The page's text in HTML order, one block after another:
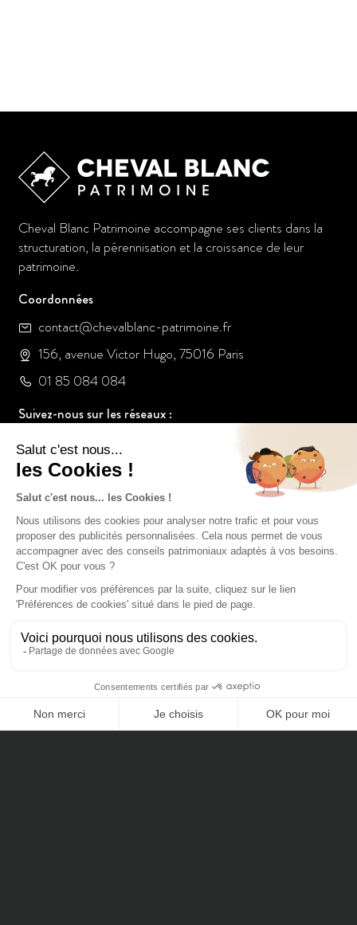
CONTACTEZ-NOUS
Cheval Blanc Patrimoine accompagne ses clients dans la
structuration, la pérennisation et la croissance de leur
patrimoine.
Coordonnées
contact@chevalblanc-patrimoine.fr
156, avenue Victor Hugo, 75016 Paris
01 85 084 084
Suivez-nous sur les réseaux :
Notre Groupe
Nos offres d’emploi
Nos Collaborateurs
Cheval Blanc Patrimoine SAS au capital de 100 000€
Membre de l'ANACOFI n° EE008458